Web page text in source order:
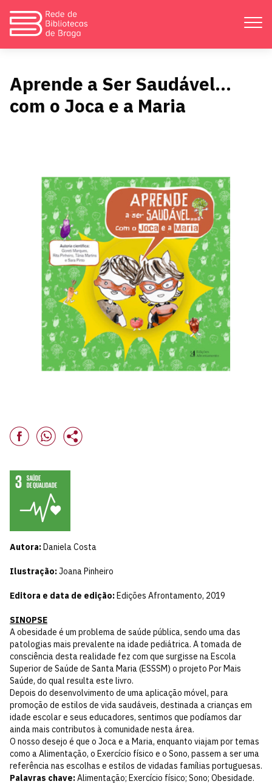
Atividades
Divulgação
Catálogos
Contactos
Aprende a Ser Saudável…
com o Joca e a Maria
Autora:Daniela Costa
Ilustração:Joana Pinheiro
Editora e data de edição:Edições Afrontamento, 2019
SINOPSE
A obesidade é um problema de saúde pública, sendo uma das
patologias mais prevalente na idade pediátrica. A tomada de
consciência desta realidade fez com que surgisse na Escola
Superior de Saúde de Santa Maria (ESSSM) o projeto Por Mais
Saúde, do qual resulta este livro.
Depois do desenvolvimento de uma aplicação móvel, para
promoção de estilos de vida saudáveis, destinada a crianças em
idade escolar e seus educadores, sentimos que podíamos dar
ainda mais contributos à comunidade nesta área.
O nosso desejo é que o Joca e a Maria, enquanto viajam por temas
como a Alimentação, o Exercício físico e o Sono, passem a ser uma
referência nas escolhas e estilos de vidadas famílias portuguesas.
Palavras chave:Alimentação; Exercício físico; Sono; Obesidade.